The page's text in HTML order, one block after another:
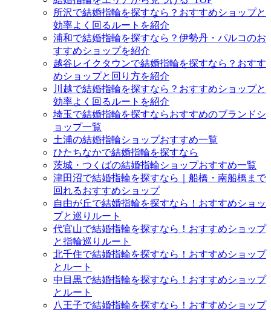
所沢で結婚指輪を探すなら？おすすめショップと
効率よく回るルートを紹介
浦和で結婚指輪を探すなら？伊勢丹・パルコのお
すすめショップを紹介
越谷レイクタウンで結婚指輪を探すなら？おすす
めショップと回り方を紹介
川越で結婚指輪を探すなら？おすすめショップと
効率よく回るルートを紹介
埼玉で結婚指輪を探すならおすすめのブランドシ
ョップ一覧
土浦の結婚指輪ショップおすすめ一覧
ひたちなかで結婚指輪を探すなら
茨城・つくばの結婚指輪ショップおすすめ一覧
津田沼で結婚指輪を探すなら｜船橋・南船橋まで
回れるおすすめショップ
自由が丘で結婚指輪を探すなら！おすすめショッ
プと巡りルート
代官山で結婚指輪を探すなら！おすすめショップ
と指輪巡りルート
北千住で結婚指輪を探すなら！おすすめショップ
とルート
中目黒で結婚指輪を探すなら！おすすめショップ
とルート
八王子で結婚指輪を探すなら！おすすめショップ